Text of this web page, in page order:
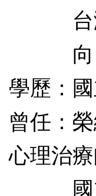
台灣
向日
學歷：
曾任：
心理治
國立